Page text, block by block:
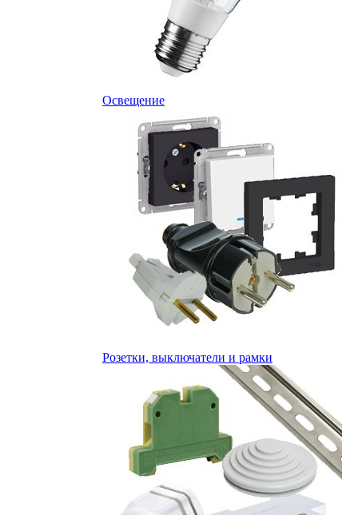
Освещение
Розетки, выключатели и рамки